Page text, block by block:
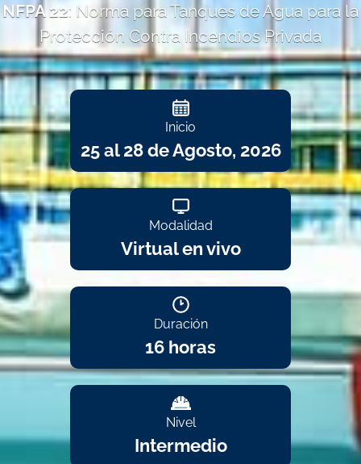
NFPA 22: Norma para Tanques de Agua para la
Protección Contra Incendios Privada
Inicio
25 al 28 de Agosto, 2026
Modalidad
Virtual en vivo
Duración
16 horas
Nivel
Intermedio